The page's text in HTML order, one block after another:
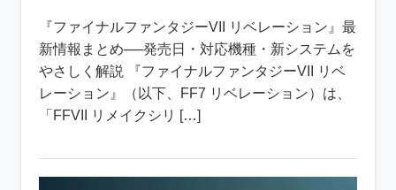
『ファイナルファンタジーVII リベレーション』最
新情報まとめ──発売日・対応機種・新システムを
やさしく解説 『ファイナルファンタジーVII リベ
レーション』（以下、FF7 リベレーション）は、
「FFVII リメイクシリ […]